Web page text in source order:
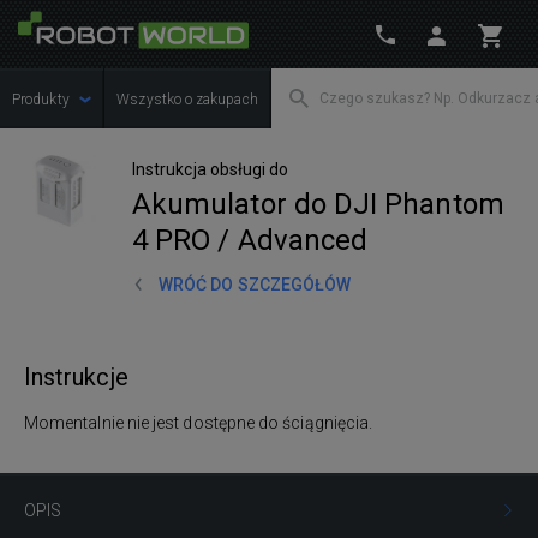
Produkty Wszystko o zakupach
Instrukcja obsługi do
Akumulator do DJI Phantom
4 PRO / Advanced
WRÓĆ DO SZCZEGÓŁÓW
OPIS
Instrukcje
Momentalnie nie jest dostępne do ściągnięcia.